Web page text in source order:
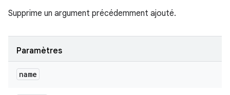
Supprime un argument précédemment ajouté.
Paramètres
name